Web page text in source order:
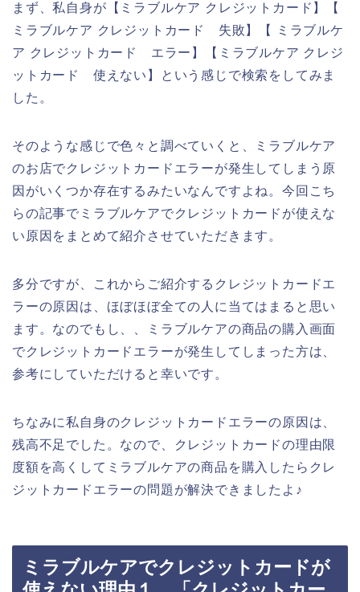
まず、私自身が【ミラブルケア クレジットカード】【
ミラブルケア クレジットカード 失敗】【 ミラブルケ
ア クレジットカード エラー】【ミラブルケア クレジ
ットカード 使えない】という感じで検索をしてみま
した。
そのような感じで色々と調べていくと、ミラブルケア
のお店でクレジットカードエラーが発生してしまう原
因がいくつか存在するみたいなんですよね。今回こち
らの記事でミラブルケアでクレジットカードが使えな
い原因をまとめて紹介させていただきます。
多分ですが、これからご紹介するクレジットカードエ
ラーの原因は、ほぼほぼ全ての人に当てはまると思い
ます。なのでもし、、ミラブルケアの商品の購入画面
でクレジットカードエラーが発生してしまった方は、
参考にしていただけると幸いです。
ちなみに私自身のクレジットカードエラーの原因は、
残高不足でした。なので、クレジットカードの理由限
度額を高くしてミラブルケアの商品を購入したらクレ
ジットカードエラーの問題が解決できましたよ♪
ミラブルケアでクレジットカードが